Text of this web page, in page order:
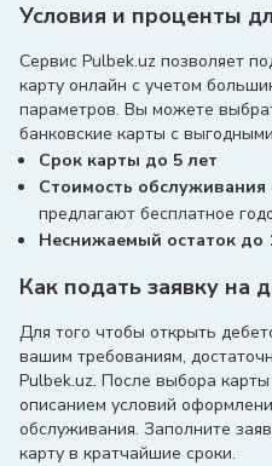
Условия и проценты
Сервис Pulbek.uz позволяет
карту онлайн с учетом
параметров. Вы можете
банковские карты с
Срок карты до 5 лет
Стоимость обслуживания
предлагают бесплатное
Неснижаемый остаток до
Как подать заявку на
Для того чтобы открыть
вашим требованиям,
Pulbek.uz. После выбора
описанием условий
обслуживания. Заполните
карту в кратчайшие сроки.